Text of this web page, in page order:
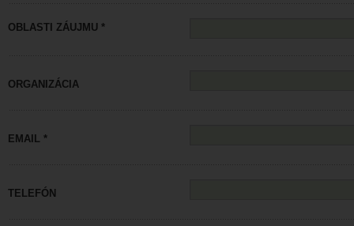
OBLASTI ZÁUJMU *
ORGANIZÁCIA
EMAIL *
TELEFÓN